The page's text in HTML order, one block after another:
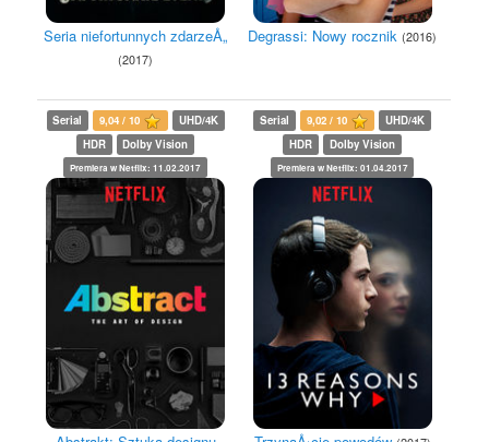
Seria niefortunnych zdarzeÅ„
(2017)
Degrassi: Nowy rocznik (2016)
Serial 9,04 / 10
UHD/4K
HDR
Dolby Vision
Premiera w Netflix: 11.02.2017
Serial 9,02 / 10
UHD/4K
HDR
Dolby Vision
Premiera w Netflix: 01.04.2017